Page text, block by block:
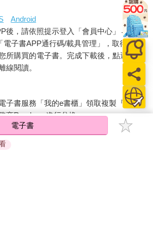
Android
後，請依照提示登入「會員中心」→「我
子書APP通行碼/載具管理」，取得通行
所購買的電子書。完成下載後，點選任一
線閱讀。
子書服務「我的e書櫃」領取複製『兌換
商Readmoo進行兌換。
金石堂所購買的電子書僅能以金石堂專屬
電子書